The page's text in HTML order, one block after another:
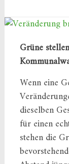
Grüne
Wenn eine
dieselben
für einen
stehen die